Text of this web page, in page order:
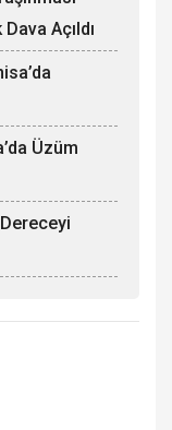
Açıldı
Üzüm